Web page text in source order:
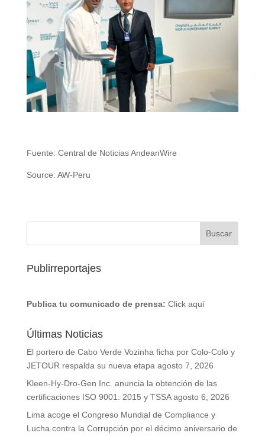
Fuente: Central de Noticias AndeanWire
Source: AW-Peru
Publirreportajes
Publica tu comunicado de prensa: Click aquí
Últimas Noticias
El portero de Cabo Verde Vozinha ficha por Colo-Colo y
JETOUR respalda su nueva etapa agosto 7, 2026
Kleen-Hy-Dro-Gen Inc. anuncia la obtención de las
certificaciones ISO 9001: 2015 y TSSA agosto 6, 2026
Lima acoge el Congreso Mundial de Compliance y
Lucha contra la Corrupción por el décimo aniversario de